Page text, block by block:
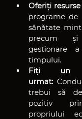
Oferiți
programe de
sănătate
precum
gestionare
timpului.
Fiți un
urmat:
trebui să
pozitiv
propriului